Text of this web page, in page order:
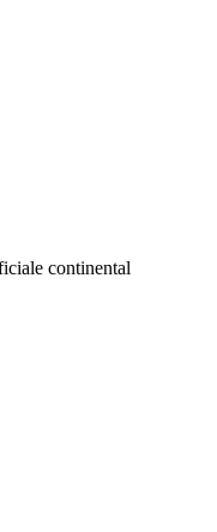
continental